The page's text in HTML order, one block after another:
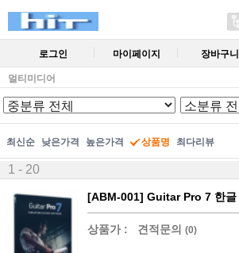
로그인 마이페이지 장바구니
멀티미디어
최신순 낮은가격 높은가격 상품명 최다리뷰
1 - 20
[ABM-001] Guitar Pro 7 한글
상품가 : 견적문의 (0)